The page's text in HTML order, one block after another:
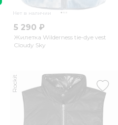
Нет в наличии
5 290 ₽
Жилетка Wilderness tie-dye vest
Cloudy Sky
Rockit